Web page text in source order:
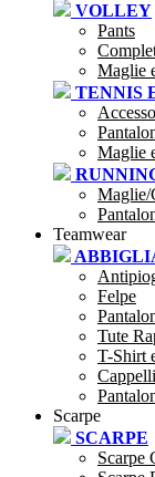
VOLLEY
Pants
Maglie
TENNIS
Maglie
Maglie/
Teamwear
Felpe
Tute
T-Shirt
Cappelli
Scarpe
SCARPE
Scarpe